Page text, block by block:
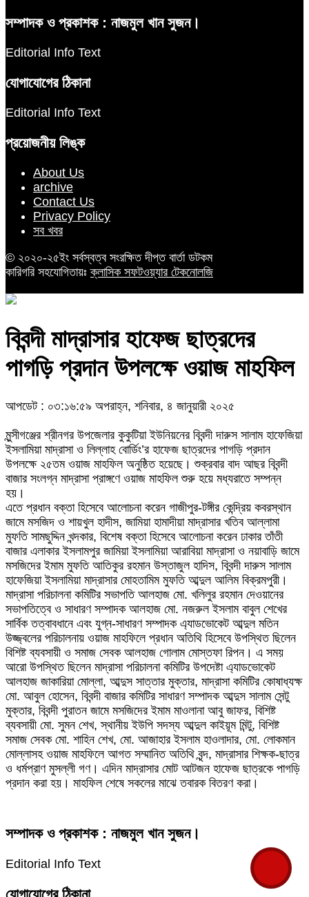
সম্পাদক ও প্রকাশক : নাজমুল খান সুজন।
Editorial Info Text
যোগাযোগের ঠিকানা
Editorial Info Text
প্রয়োজনীয় লিঙ্ক
About Us
archive
Contact Us
Privacy Policy
সব খবর
© ২০২০-২৫ইং সর্বস্বত্ব সংরক্ষিত দীপ্ত বার্তা ডটকম
কারিগরি সহযোগিতায়ঃক্লাসিক সফটওয়্যার টেকনোলজি
বিবন্দী মাদ্রাসার হাফেজ ছাত্রদের
পাগড়ি প্রদান উপলক্ষে ওয়াজ মাহফিল
আপডেট : ০৩:১৬:৫৯ অপরাহ্ন, শনিবার, ৪ জানুয়ারী ২০২৫
মুন্সীগঞ্জের শ্রীনগর উপজেলার কুকুটিয়া ইউনিয়নের বিবন্দী দারুস সালাম হাফেজিয়া
ইসলামিয়া মাদ্রাসা ও লিল্লাহ বোর্ডিং’র হাফেজ ছাত্রদের পাগড়ি প্রদান
উপলক্ষে ২৫তম ওয়াজ মাহফিল অনুষ্ঠিত হয়েছে। শুক্রবার বাদ আছর বিবন্দী
বাজার সংলগ্ন মাদ্রাসা প্রাঙ্গণে ওয়াজ মাহফিল শুরু হয়ে মধ্যরাতে সম্পন্ন
হয়।
এতে প্রধান বক্তা হিসেবে আলোচনা করেন গাজীপুর-টঙ্গীর কেন্দ্রিয় কবরস্থান
জামে মসজিদ ও শায়খুল হাদীস, জামিয়া হামাদীয়া মাদ্রাসার খতিব আল্লামা
মুফতি সামছুদ্দিন খন্দকার, বিশেষ বক্তা হিসেবে আলোচনা করেন ঢাকার তাঁতী
বাজার এলাকার ইসলামপুর জামিয়া ইসলামিয়া আরাবিয়া মাদ্রাসা ও নয়াবাড়ি জামে
মসজিদের ইমাম মুফতি আতিকুর রহমান উস্তাজুল হাদিস, বিবন্দী দারুস সালাম
হাফেজিয়া ইসলামিয়া মাদ্রাসার মোহতামিম মুফতি আব্দুল আলিম বিক্রমপুরী।
মাদ্রাসা পরিচালনা কমিটির সভাপতি আলহাজ মো. খলিলুর রহমান দেওয়ানের
সভাপতিত্বে ও সাধারণ সম্পাদক আলহাজ মো. নজরুল ইসলাম বাবুল শেখের
সার্বিক তত্বাবধানে এবং যুগ্ন-সাধারণ সম্পাদক এ্যাডভোকেট আব্দুল মতিন
উজ্জ্বলের পরিচালনায় ওয়াজ মাহফিলে প্রধান অতিথি হিসেবে উপস্থিত ছিলেন
বিশিষ্ট ব্যবসায়ী ও সমাজ সেবক আলহাজ গোলাম মোস্তফা রিপন। এ সময়
আরো উপস্থিত ছিলেন মাদ্রাসা পরিচালনা কমিটির উপদেষ্টা এ্যাডভোকেট
আলহাজ জাকারিয়া মোল্লা, আব্দুস সাত্তার মুক্তার, মাদ্রাসা কমিটির কোষাধ্যক্ষ
মো. আবুল হোসেন, বিবন্দী বাজার কমিটির সাধারণ সম্পাদক আব্দুস সালাম সেন্টু
মুক্তার, বিবন্দী পুরাতন জামে মসজিদের ইমাম মাওলানা আবু জাফর, বিশিষ্ট
ব্যবসায়ী মো. সুমন শেখ, স্থানীয় ইউপি সদস্য আব্দুল কাইয়ূম মিন্টু, বিশিষ্ট
সমাজ সেবক মো. শাহিন শেখ, মো. আজাহার ইসলাম হাওলাদার, মো. লোকমান
মোল্লাসহ ওয়াজ মাহফিলে আগত সম্মানিত অতিথি বৃন্দ, মাদ্রাসার শিক্ষক-ছাত্র
ও ধর্মপ্রাণ মুসল্লী গণ। এদিন মাদ্রাসার মোট আটজন হাফেজ ছাত্রকে পাগড়ি
প্রদান করা হয়। মাহফিল শেষে সকলের মাঝে তবারক বিতরণ করা।
সম্পাদক ও প্রকাশক : নাজমুল খান সুজন।
Editorial Info Text
যোগাযোগের ঠিকানা